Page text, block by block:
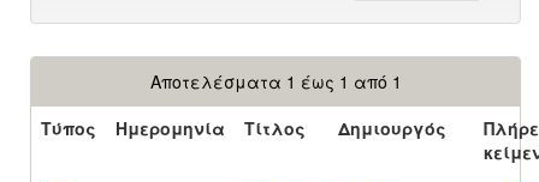
Αποτελέσματα 1 έως 1 από 1
Τύπος
Ημερομηνία Τίτλος Δημιουργός